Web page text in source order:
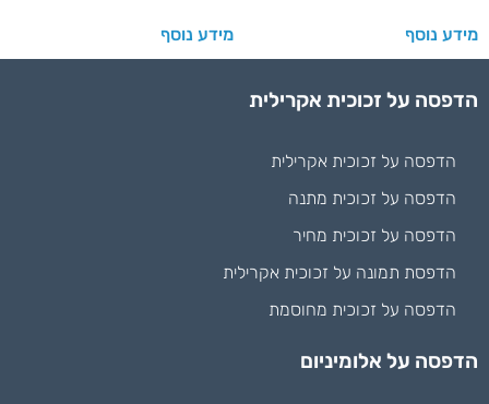
מידע נוסף מידע נוסף
הדפסה על זכוכית אקרילית
הדפסה על זכוכית אקרילית
הדפסה על זכוכית מתנה
הדפסה על זכוכית מחיר
הדפסת תמונה על זכוכית אקרילית
הדפסה על זכוכית מחוסמת
הדפסה על אלומיניום